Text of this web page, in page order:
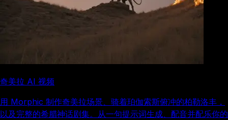
奇美拉 AI 视频
用 Morphic 制作奇美拉场景、骑着珀伽索斯俯冲的柏勒洛丰，
以及完整的希腊神话剧集。从一句提示词生成、配音并配乐你的